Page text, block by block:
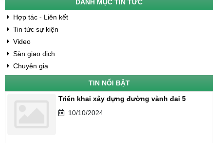
DANH MỤC TIN TỨC
Hợp tác - Liên kết
Tin tức sự kiện
Video
Sàn giao dịch
Chuyên gia
TIN NỔI BẬT
Triển khai xây dựng đường vành đai 5
10/10/2024